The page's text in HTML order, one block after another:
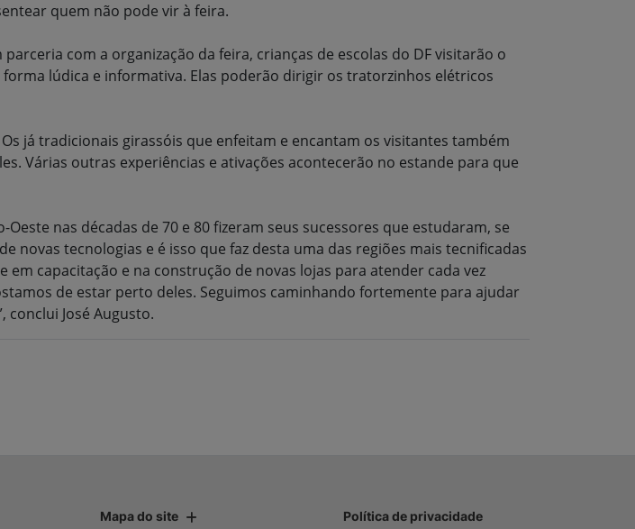
quem não pode vir à feira.
com a organização da feira, crianças de escolas do DF visitarão o
lúdica e informativa. Elas poderão dirigir os tratorzinhos elétricos
já tradicionais girassóis que enfeitam e encantam os visitantes também
Várias outras experiências e ativações acontecerão no estande para que
nas décadas de 70 e 80 fizeram seus sucessores que estudaram, se
tecnologias e é isso que faz desta uma das regiões mais tecnificadas
capacitação e na construção de novas lojas para atender cada vez
de estar perto deles. Seguimos caminhando fortemente para ajudar
José Augusto.
Mapa do site Política de privacidade